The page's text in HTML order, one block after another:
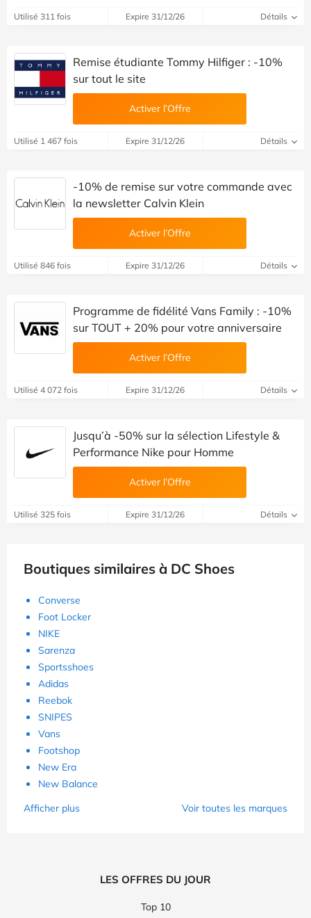
Utilisé 311 fois Expire 31/12/26 Détails
Remise étudiante Tommy Hilfiger : -10%
sur tout le site
Activer l’Offre
Utilisé 1 467 fois Expire 31/12/26 Détails
-10% de remise sur votre commande avec
la newsletter Calvin Klein
Activer l’Offre
Utilisé 846 fois Expire 31/12/26 Détails
Programme de fidélité Vans Family : -10%
sur TOUT + 20% pour votre anniversaire
Activer l’Offre
Utilisé 4 072 fois Expire 31/12/26 Détails
Jusqu’à -50% sur la sélection Lifestyle &
Performance Nike pour Homme
Activer l’Offre
Utilisé 325 fois Expire 31/12/26 Détails
Boutiques similaires à DC Shoes
Converse
Foot Locker
NIKE
Sarenza
Sportsshoes
Adidas
Reebok
SNIPES
Vans
Footshop
New Era
New Balance
Afficher plus
Voir toutes les marques
LES OFFRES DU JOUR
Top 10